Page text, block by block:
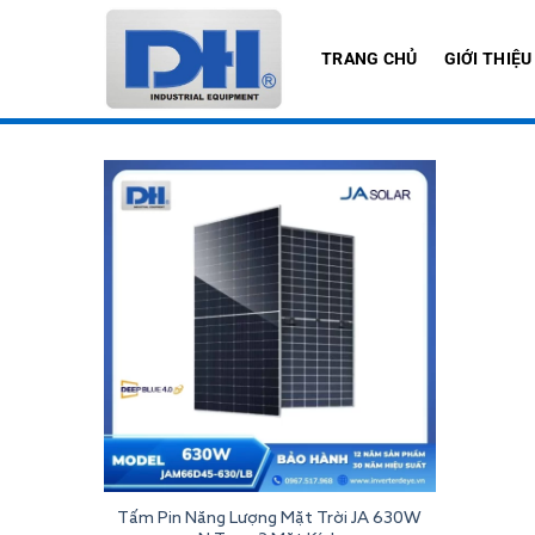
TRANG CHỦ GIỚI THIỆU
Tấm Pin Năng Lượng Mặt Trời JA 630W